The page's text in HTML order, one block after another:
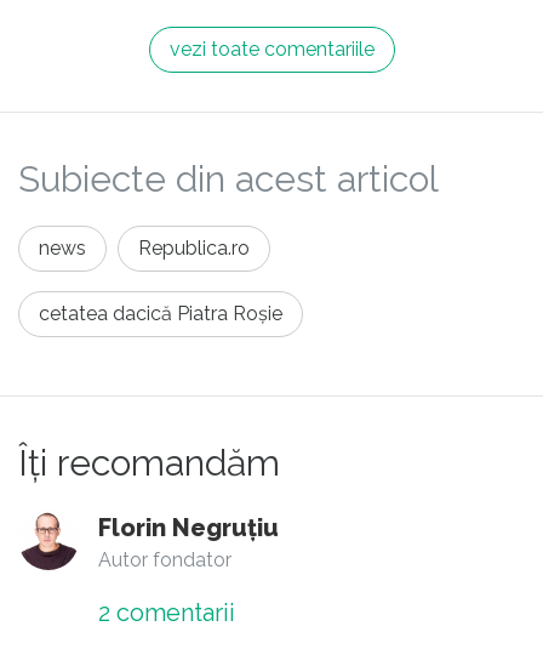
vezi toate comentariile
Subiecte din acest articol
news Republica.ro
cetatea dacică Piatra Roșie
Îți recomandăm
Florin Negruțiu
Autor fondator
2 comentarii